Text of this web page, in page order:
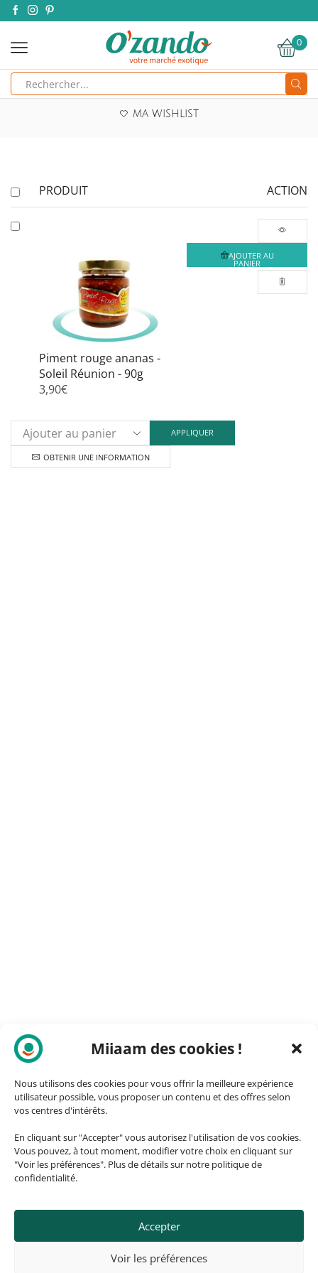
Miiaam des cookies !
Nous utilisons des cookies pour vous offrir la meilleure expérience
utilisateur possible, vous proposer un contenu et des offres selon
vos centres d'intérêts.
En cliquant sur "Accepter" vous autorisez l'utilisation de vos cookies.
Vous pouvez, à tout moment, modifier votre choix en cliquant sur
"Voir les préférences". Plus de détails sur notre politique de
confidentialité.
Accepter
Voir les préférences
0
MA WISHLIST
PRODUIT ACTION
Piment rouge ananas -
Soleil Réunion - 90g
3,90€
AJOUTER AU
PANIER
APPLIQUER
OBTENIR UNE INFORMATION
© 2026, ozando.fr – Fait avec ❤️